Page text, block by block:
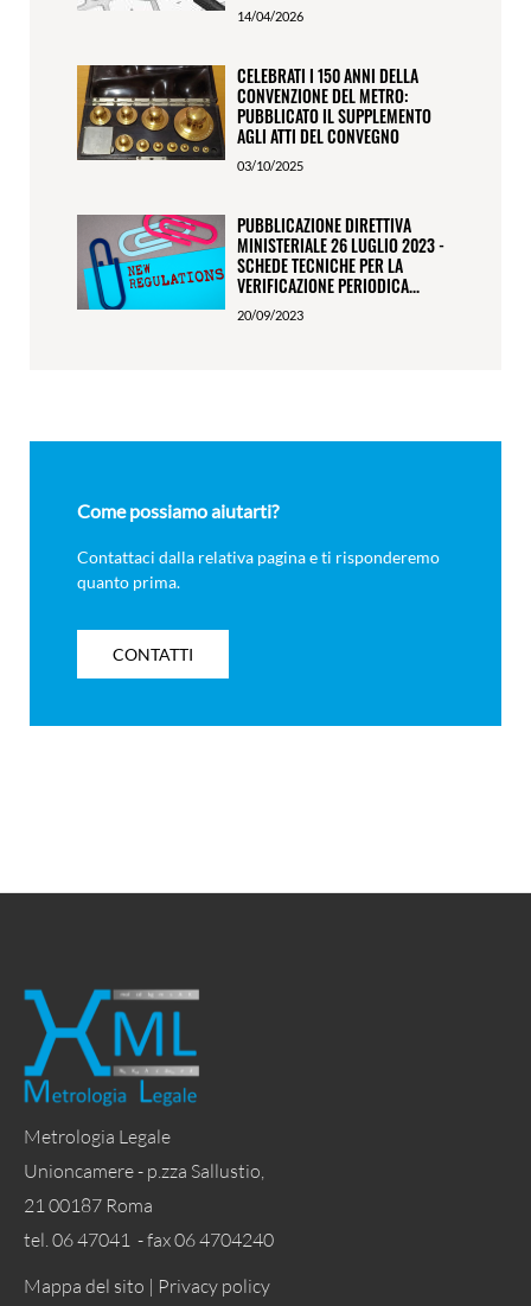
14/04/2026
CELEBRATI I 150 ANNI DELLA
CONVENZIONE DEL METRO:
PUBBLICATO IL SUPPLEMENTO
AGLI ATTI DEL CONVEGNO
03/10/2025
PUBBLICAZIONE DIRETTIVA
MINISTERIALE 26 LUGLIO 2023 -
SCHEDE TECNICHE PER LA
VERIFICAZIONE PERIODICA...
20/09/2023
Come possiamo aiutarti?
Contattaci dalla relativa pagina e ti risponderemo
quanto prima.
CONTATTI
Metrologia Legale
Unioncamere - p.zza Sallustio,
21 00187 Roma
tel. 06 47041 - fax 06 4704240
Mappa del sito | Privacy policy